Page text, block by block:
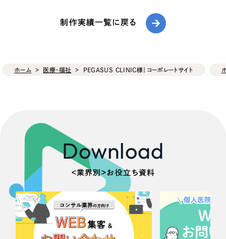
制作実績一覧に戻る
ホーム 医療・福祉 PEGASUS CLINIC様｜コーポレートサイト
Download
＜業界別＞お役立ち資料